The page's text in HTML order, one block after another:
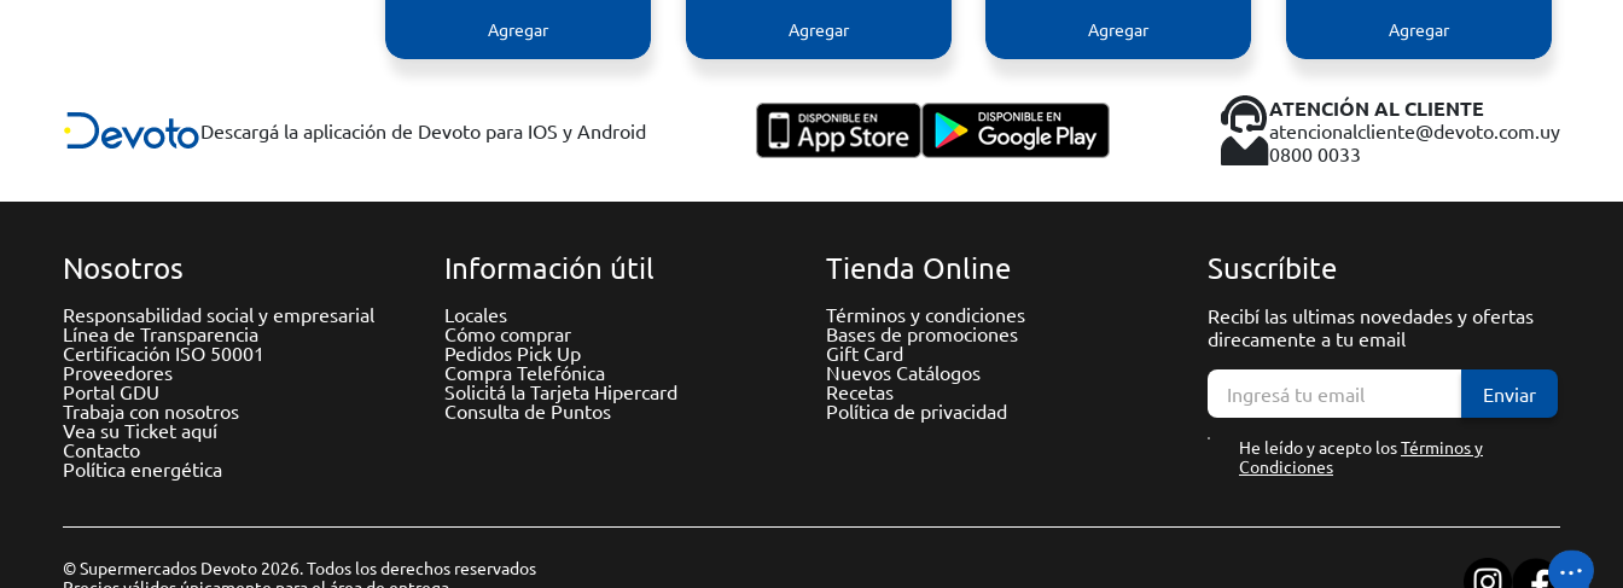
Agregar Agregar Agregar Agregar
Descargá la aplicación de Devoto para IOS y Android
ATENCIÓN AL CLIENTE
atencionalcliente@devoto.com.uy
0800 0033
Nosotros
Responsabilidad social y empresarial
Línea de Transparencia
Certificación ISO 50001
Proveedores
Portal GDU
Trabaja con nosotros
Vea su Ticket aquí
Contacto
Política energética
Información útil
Locales
Cómo comprar
Pedidos Pick Up
Compra Telefónica
Solicitá la Tarjeta Hipercard
Consulta de Puntos
Tienda Online
Términos y condiciones
Bases de promociones
Gift Card
Nuevos Catálogos
Recetas
Política de privacidad
Suscríbite
Recibí las ultimas novedades y ofertas
direcamente a tu email
Enviar
He leído y acepto losTérminos y
Condiciones
© Supermercados Devoto 2026. Todos los derechos reservados